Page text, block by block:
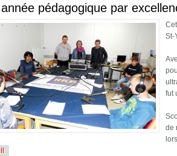
pédagogique par
St-
fut
de